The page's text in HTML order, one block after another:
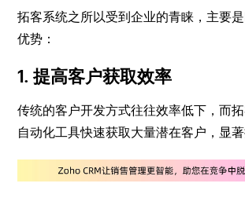
拓客系统之所以受到企业的青睐，主要
优势：
1. 提高客户获取效率
传统的客户开发方式往往效率低下，而
自动化工具快速获取大量潜在客户，显著